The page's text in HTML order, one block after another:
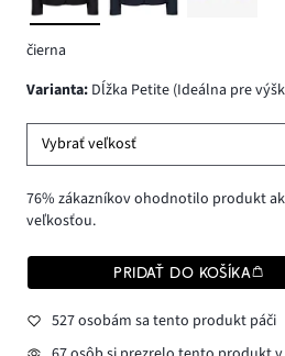
čierna
varianta: Dĺžka Petite (Ideálna pre
Vybrať veľkosť
76% zákazníkov ohodnotilo produkt
veľkosťou.
PRIDAŤ DO KOŠÍKA
527 osobám sa tento produkt páči